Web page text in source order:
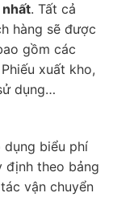
nhất. Tất cả
hàng sẽ được
gồm các
xuất kho,
dụng…
dụng biểu phí
định theo bảng
vận chuyển